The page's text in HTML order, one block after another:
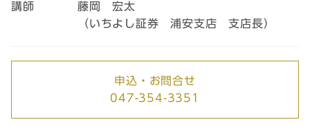
講師
藤岡 宏太
（いちよし証券 浦安支店 支店長）
申込・お問合せ
047-354-3351